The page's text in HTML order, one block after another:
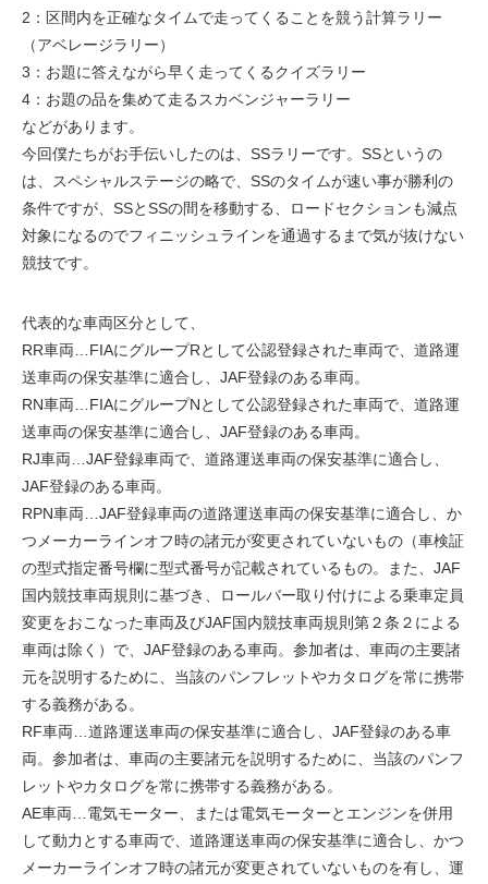
2：区間内を正確なタイムで走ってくることを競う計算ラリー
（アベレージラリー）
3：お題に答えながら早く走ってくるクイズラリー
4：お題の品を集めて走るスカベンジャーラリー
などがあります。
今回僕たちがお手伝いしたのは、SSラリーです。SSというの
は、スペシャルステージの略で、SSのタイムが速い事が勝利の
条件ですが、SSとSSの間を移動する、ロードセクションも減点
対象になるのでフィニッシュラインを通過するまで気が抜けない
競技です。
代表的な車両区分として、
RR車両…FIAにグループRとして公認登録された車両で、道路運
送車両の保安基準に適合し、JAF登録のある車両。
RN車両…FIAにグループNとして公認登録された車両で、道路運
送車両の保安基準に適合し、JAF登録のある車両。
RJ車両…JAF登録車両で、道路運送車両の保安基準に適合し、
JAF登録のある車両。
RPN車両…JAF登録車両の道路運送車両の保安基準に適合し、か
つメーカーラインオフ時の諸元が変更されていないもの（車検証
の型式指定番号欄に型式番号が記載されているもの。また、JAF
国内競技車両規則に基づき、ロールバー取り付けによる乗車定員
変更をおこなった車両及びJAF国内競技車両規則第２条２による
車両は除く）で、JAF登録のある車両。参加者は、車両の主要諸
元を説明するために、当該のパンフレットやカタログを常に携帯
する義務がある。
RF車両…道路運送車両の保安基準に適合し、JAF登録のある車
両。参加者は、車両の主要諸元を説明するために、当該のパンフ
レットやカタログを常に携帯する義務がある。
AE車両…電気モーター、または電気モーターとエンジンを併用
して動力とする車両で、道路運送車両の保安基準に適合し、かつ
メーカーラインオフ時の諸元が変更されていないものを有し、運